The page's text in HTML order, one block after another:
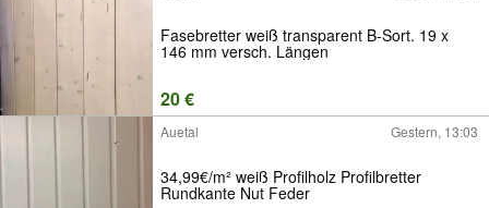
Fasebretter weiß transparent B-Sort. 19 x
146 mm versch. Längen
20 €
Auetal Gestern, 13:03
34,99€/m² weiß Profilholz Profilbretter
Rundkante Nut Feder